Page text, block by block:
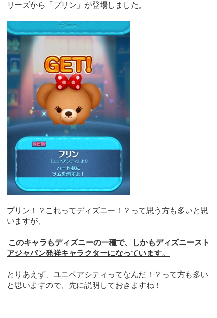
リーズから「プリン」が登場しました。
プリン！？これってディズニー！？って思う方も多いと思
いますが、
このキャラもディズニーの一種で、しかもディズニースト
アジャパン発祥キャラクターになっています。
とりあえず、ユニベアシティってなんだ！？って方も多い
と思いますので、先に説明しておきますね！